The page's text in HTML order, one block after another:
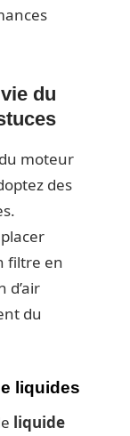
du
moteur
des
filtre en
d’air
du
liquides
liquide